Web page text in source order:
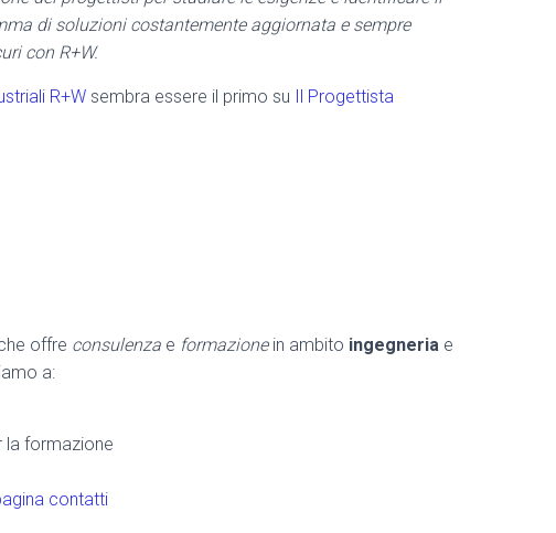
di soluzioni costantemente aggiornata e sempre
con R+W.
R+W sembra essere il primo su Il Progettista
offre consulenza e formazionein ambito ingegneria e
a:
la formazione
contatti